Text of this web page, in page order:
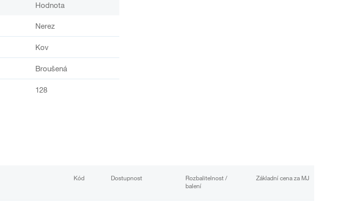
Hodnota
Nerez
Kov
Broušená
128
Kód Dostupnost
Rozbalitelnost /
balení
Základní cena za MJ